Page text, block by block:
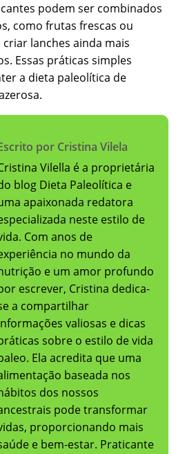
podem ser combinados
como frutas frescas ou
lanches ainda mais
Essas práticas simples
a dieta paleolítica de
por Cristina Vilela
Vilella é a proprietária
blog Dieta Paleolítica e
apaixonada redatora
neste estilo de
Com anos de
no mundo da
e um amor profundo
escrever, Cristina dedica-
a compartilhar
valiosas e dicas
sobre o estilo de vida
Ela acredita que uma
baseada nos
dos nossos
pode transformar
proporcionando mais
e bem-estar. Praticante